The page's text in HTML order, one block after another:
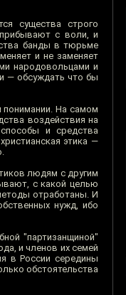
существа строго
с воли, и
банды в тюрьме
и не заменяет
народовольцами и
— обсуждать что бы
понимании. На самом
воздействия на
и средства
этика —
людям с другим
с какой целью
отработаны. И
нужд, ибо
"партизанщиной"
и членов их семей
в России середины
обстоятельства